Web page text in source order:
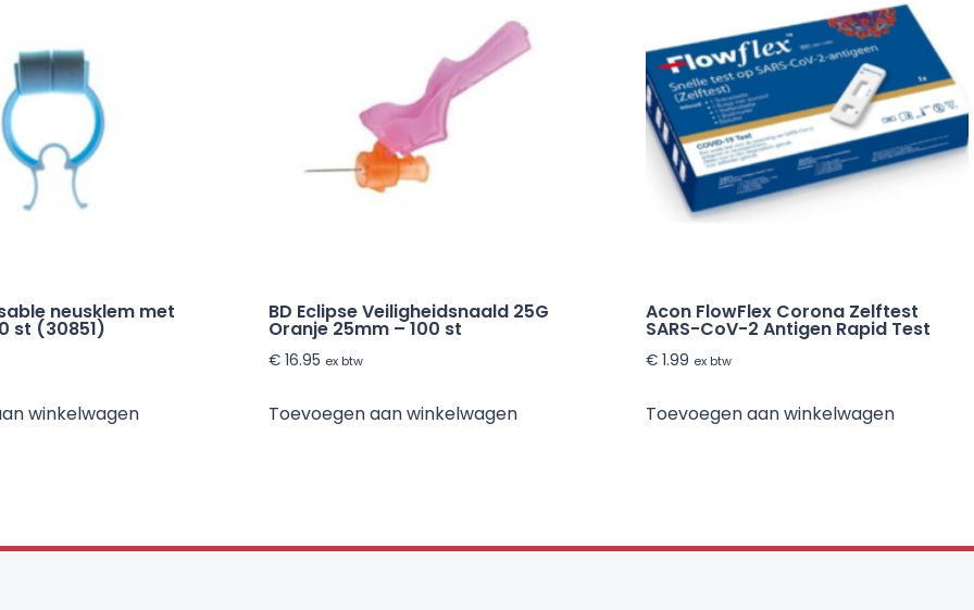
neusklem met
st (30851)
winkelwagen
BD Eclipse Veiligheidsnaald 25G
Oranje 25mm – 100 st
€16.95 ex btw
Toevoegen aan winkelwagen
Acon FlowFlex Corona Zelftest
SARS-CoV-2 Antigen Rapid Test
€ 1.99 ex btw
Toevoegen aan winkelwagen